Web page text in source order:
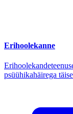
Erihoolekanne
psüühikahäirega